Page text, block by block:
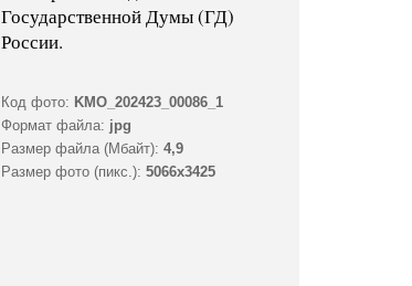
Государственной Думы (ГД)
России.
Код фото: KMO_202423_00086_1
Формат файла: jpg
Размер файла (Мбайт): 4,9
Размер фото (пикс.): 5066x3425